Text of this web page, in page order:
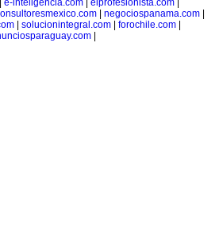
e-inteligencia.com| elprofesionista.com|
| negociospanama.com|
solucionintegral.com forochile.com
|